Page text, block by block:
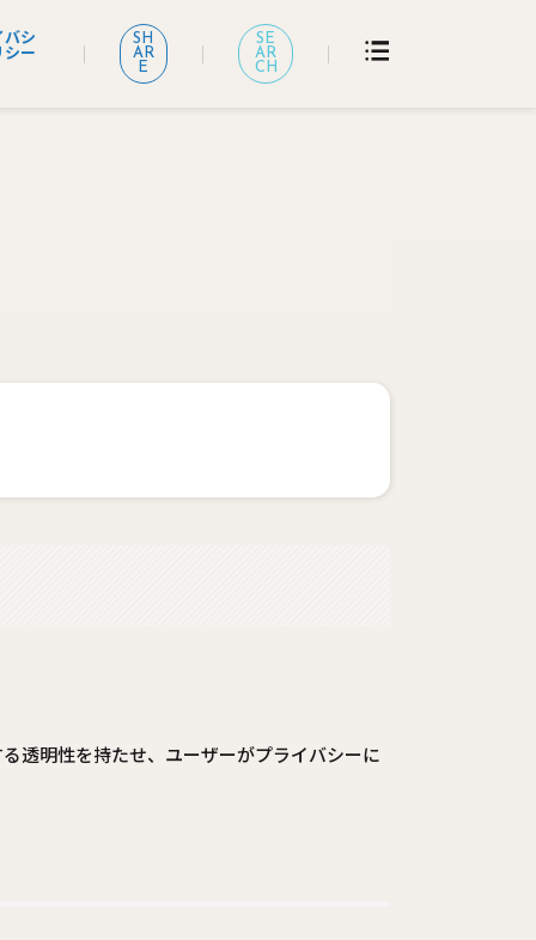
バシ
シー
SH
AR
E
SE
AR
CH
透明性を持たせ、ユーザーがプライバシーに